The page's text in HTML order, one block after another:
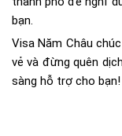
bạn.
Visa Năm Châu
vẻ và đừng quên
sàng hỗ trợ cho bạn!